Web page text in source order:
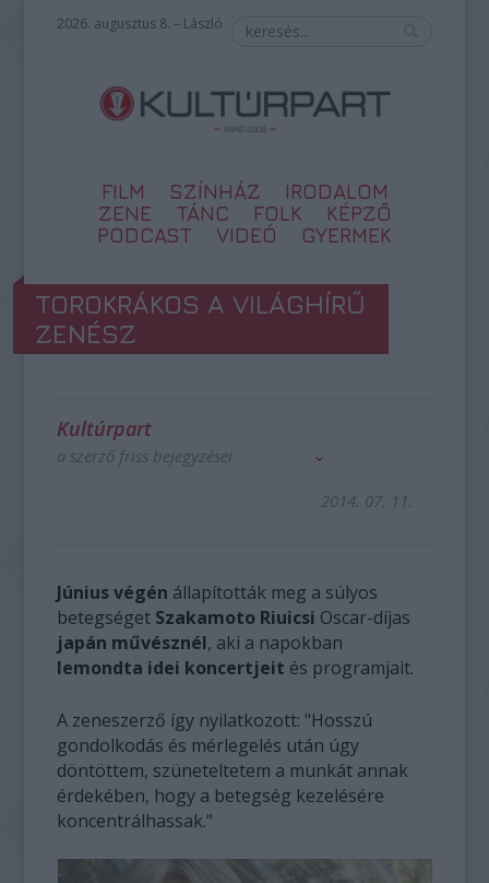
2026. augusztus 8. – László
FILM SZÍNHÁZ
IRODALOM
ZENE
TÁNC FOLK
KÉPZŐ
PODCAST
VIDEÓ GYERMEK
TOROKRÁKOS A VILÁGHÍRŰ
ZENÉSZ
Kultúrpart
a szerző friss bejegyzései
2014. 07. 11.
Június végén állapították meg a súlyos
betegséget Szakamoto Riuicsi Oscar-díjas
japán művésznél, aki a napokban
lemondta idei koncertjeit és programjait.
A zeneszerző így nyilatkozott: "Hosszú
gondolkodás és mérlegelés után úgy
döntöttem, szüneteltetem a munkát annak
érdekében, hogy a betegség kezelésére
koncentrálhassak."